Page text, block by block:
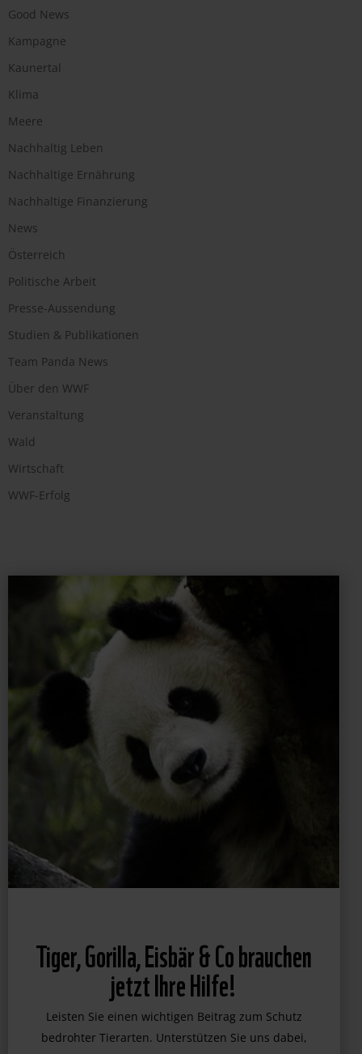
Good News
Kampagne
Kaunertal
Klima
Meere
Nachhaltig Leben
Nachhaltige Ernährung
Nachhaltige Finanzierung
News
Österreich
Politische Arbeit
Presse-Aussendung
Studien & Publikationen
Team Panda News
Über den WWF
Veranstaltung
Wald
Wirtschaft
WWF-Erfolg
Tiger, Gorilla, Eisbär & Co brauchen
jetzt Ihre Hilfe!
Leisten Sie einen wichtigen Beitrag zum Schutz